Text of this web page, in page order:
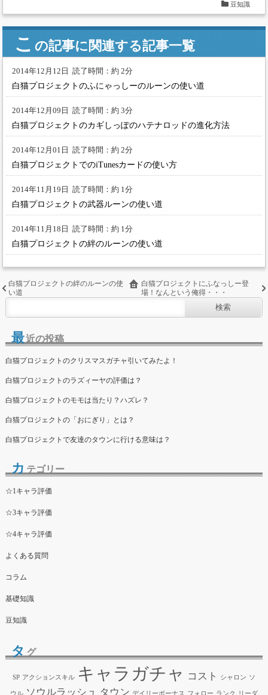
豆知識
この記事に関連する記事一覧
2014年12月12日 読了時間：約 2分
白猫プロジェクトのふにゃっしーのルーンの使い道
2014年12月09日 読了時間：約 3分
白猫プロジェクトのカギしっぽのハテナロッドの進化方法
2014年12月01日 読了時間：約 2分
白猫プロジェクトでのiTunesカードの使い方
2014年11月19日 読了時間：約 1分
白猫プロジェクトの武器ルーンの使い道
2014年11月18日 読了時間：約 1分
白猫プロジェクトの絆のルーンの使い道
白猫プロジェクトの絆のルーンの使
い道
白猫プロジェクトにふなっしー登
場！なんという俺得・・・
最近の投稿
白猫プロジェクトのクリスマスガチャ引いてみたよ！
白猫プロジェクトのラズィーヤの評価は？
白猫プロジェクトのモモは当たり？ハズレ？
白猫プロジェクトの「おにぎり」とは？
白猫プロジェクトで友達のタウンに行ける意味は？
カ テゴリー
☆1キャラ評価
☆3キャラ評価
☆4キャラ評価
よくある質問
コラム
基礎知識
豆知識
タ グ
SP アクションスキル キャラガチャ コスト シャロン ソ
ウル ソウルラッシュ タウン デイリーボーナス フォロー ランク リーダ